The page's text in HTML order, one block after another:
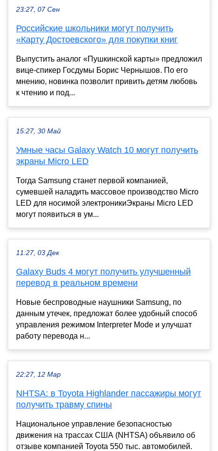
23:27, 07 Сен
Российские школьники могут получить
«Карту Достоевского» для покупки книг
Выпустить аналог «Пушкинской карты» предложил
вице-спикер Госдумы Борис Чернышов. По его
мнению, новинка позволит привить детям любовь
к чтению и под...
15:27, 30 Май
Умные часы Galaxy Watch 10 могут получить
экраны Micro LED
Тогда Samsung станет первой компанией,
сумевшей наладить массовое производство Micro
LED для носимой электроникиЭкраны Micro LED
могут появиться в ум...
11:27, 03 Дек
Galaxy Buds 4 могут получить улучшенный
перевод в реальном времени
Новые беспроводные наушники Samsung, по
данным утечек, предложат более удобный способ
управления режимом Interpreter Mode и улучшат
работу перевода н...
22:27, 12 Мар
NHTSA: в Toyota Highlander пассажиры могут
получить травму спины
Национальное управление безопасностью
движения на трассах США (NHTSA) объявило об
отзыве компанией Toyota 550 тыс. автомобилей.